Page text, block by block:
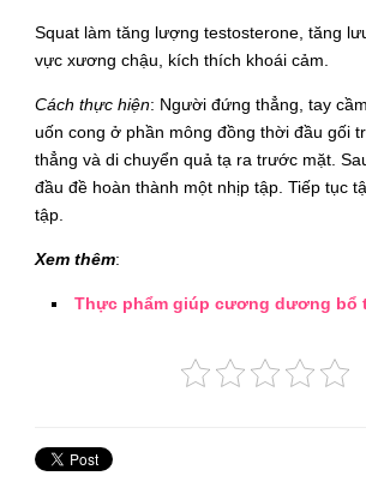
Squat làm tăng lượng testosterone, tăng
vực xương chậu, kích thích khoái cảm.
Cách thực hiện: Người đứng thẳng, tay
uốn cong ở phần mông đồng thời đầu gối
thẳng và di chuyển quả tạ ra trước mặt.
đầu đề hoàn thành một nhịp tập. Tiếp tục
tập.
Xem thêm:
Thực phẩm giúp cương dương bổ